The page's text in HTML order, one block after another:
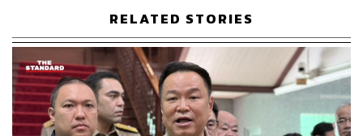
พิพาทก็พยายามหาช่องทางในการเจรจา หลายอย่างอยู่ใน
กลไกซึ่งคณะอนุญาโตตุลาการก็กำลังพิจารณา ซึ่งจากที่ฟัง
การอภิปรายเหมือนกับจะมีการเชียร์อยู่เหมือนกัน แต่ตนไม่
เชียร์ เพราะต้องให้ความเป็นธรรมกับทั้งสองฝ่ายเสมอ การที่
รัฐบาลต้องทำตรงนี้ แม้จะยังไม่ชัดเจนในเรื่องของสาเหตุ แต่
ก็ได้ให้ยุติไปก่อน เราจำเป็นต้องต่อสู้แบบนี้
RELATED STORIES